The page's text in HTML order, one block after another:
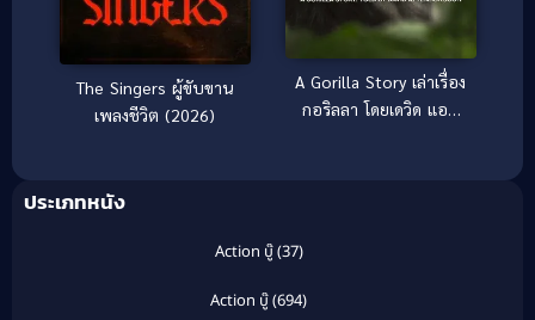
The Singers ผู้ขับขาน
เพลงชีวิต (2026)
A Gorilla Story เล่าเรื่อง
กอริลลา โดยเดวิด แอท
ประเภทหนัง
Action บู๊(37)
Action บู๊(694)